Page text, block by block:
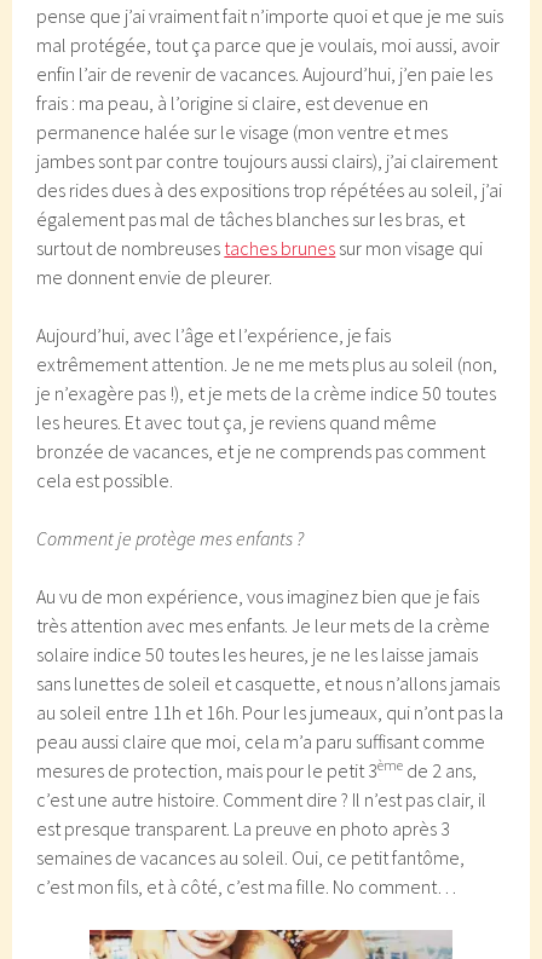
pense que j’ai vraiment fait n’importe quoi et que je me suis
mal protégée, tout ça parce que je voulais, moi aussi, avoir
enfin l’air de revenir de vacances. Aujourd’hui, j’en paie les
frais : ma peau, à l’origine si claire, est devenue en
permanence halée sur le visage (mon ventre et mes
jambes sont par contre toujours aussi clairs), j’ai clairement
des rides dues à des expositions trop répétées au soleil, j’ai
également pas mal de tâches blanches sur les bras, et
surtout de nombreuses taches brunes sur mon visage qui
me donnent envie de pleurer.
Aujourd’hui, avec l’âge et l’expérience, je fais
extrêmement attention. Je ne me mets plus au soleil (non,
je n’exagère pas !), et je mets de la crème indice 50 toutes
les heures. Et avec tout ça, je reviens quand même
bronzée de vacances, et je ne comprends pas comment
cela est possible.
Comment je protège mes enfants ?
Au vu de mon expérience, vous imaginez bien que je fais
très attention avec mes enfants. Je leur mets de la crème
solaire indice 50 toutes les heures, je ne les laisse jamais
sans lunettes de soleil et casquette, et nous n’allons jamais
au soleil entre 11h et 16h. Pour les jumeaux, qui n’ont pas la
peau aussi claire que moi, cela m’a paru suffisant comme
mesures de protection, mais pour le petit 3ème de 2 ans,
c’est une autre histoire. Comment dire ? Il n’est pas clair, il
est presque transparent. La preuve en photo après 3
semaines de vacances au soleil. Oui, ce petit fantôme,
c’est mon fils, et à côté, c’est ma fille. No comment…